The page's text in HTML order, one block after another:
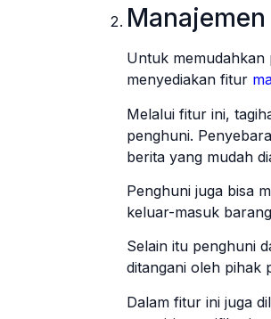
Untuk memudahkan
menyediakan fitur
Melalui fitur ini,
penghuni.
berita yang mudah
Penghuni juga bisa
keluar-masuk
Selain itu penghuni
ditangani oleh pihak
Dalam fitur ini juga